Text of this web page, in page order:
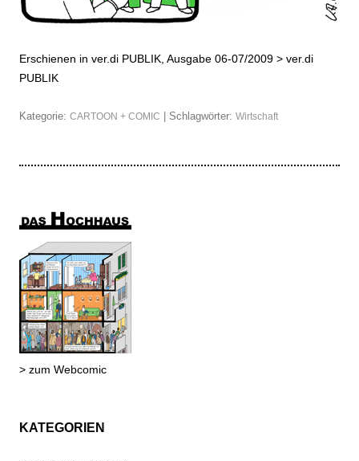
Erschienen in ver.di PUBLIK, Ausgabe 06-07/2009 > ver.di
PUBLIK
Kategorie: CARTOON + COMIC | Schlagwörter: Wirtschaft
> zum Webcomic
KATEGORIEN